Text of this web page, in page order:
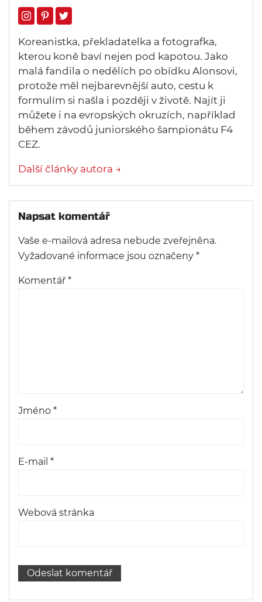
Koreanistka, překladatelka a fotografka,
kterou koně baví nejen pod kapotou. Jako
malá fandila o nedělích po obídku Alonsovi,
protože měl nejbarevnější auto, cestu k
formulím si našla i později v životě. Najít ji
můžete i na evropských okruzích, například
během závodů juniorského šampionátu F4
CEZ.
Další články autora →
Napsat komentář
Vaše e-mailová adresa nebude zveřejněna.
Vyžadované informace jsou označeny *
Komentář *
Jméno *
E-mail *
Webová stránka